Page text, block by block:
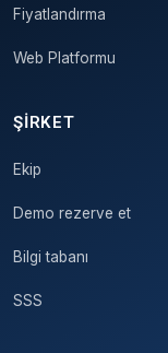
Fiyatlandırma
Web Platformu
ŞIRKET
Ekip
Demo rezerve et
Bilgi tabanı
SSS